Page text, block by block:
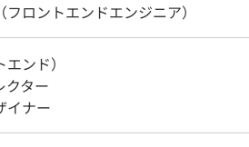
ロントエンドエンジニア）
ンド）
クター
イナー